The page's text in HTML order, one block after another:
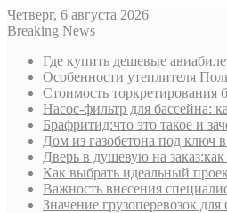
Четверг, 6 августа 2026
Breaking News
Где купить дешевые
Особенности утеплителя
Стоимость торкретирования
Насос-фильтр для бассейна:
Брафритид:что это такое и
Дом из газобетона под ключ
Дверь в душевую на
Как выбрать идеальный
Важность внесения
Значение грузоперевозок